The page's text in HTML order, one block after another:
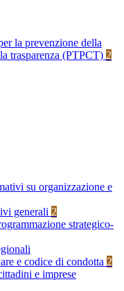
la prevenzione della
trasparenza (PTPCT) 2
su organizzazione e
generali 2
strategico-
e codice di condotta 2
e imprese